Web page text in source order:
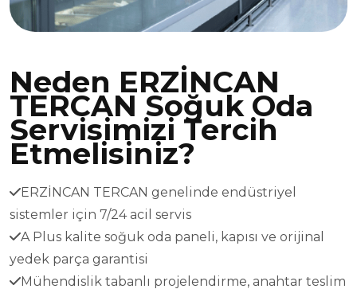
Neden ERZİNCAN
TERCAN Soğuk Oda
Servisimizi Tercih
Etmelisiniz?
ERZİNCAN TERCAN genelinde endüstriyel
sistemler için 7/24 acil servis
A Plus kalite soğuk oda paneli, kapısı ve orijinal
yedek parça garantisi
Mühendislik tabanlı projelendirme, anahtar teslim